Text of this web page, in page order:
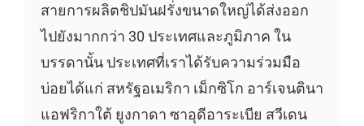
สายการผลิตชิปมันฝรั่งขนาดใหญ่ได้ส่งออก
ไปยังมากกว่า 30 ประเทศและภูมิภาค ใน
บรรดานั้น ประเทศที่เราได้รับความร่วมมือ
บ่อยได้แก่ สหรัฐอเมริกา เม็กซิโก อาร์เจนตินา
แอฟริกาใต้ ยูงกาดา ซาอุดีอาระเบีย สวีเดน